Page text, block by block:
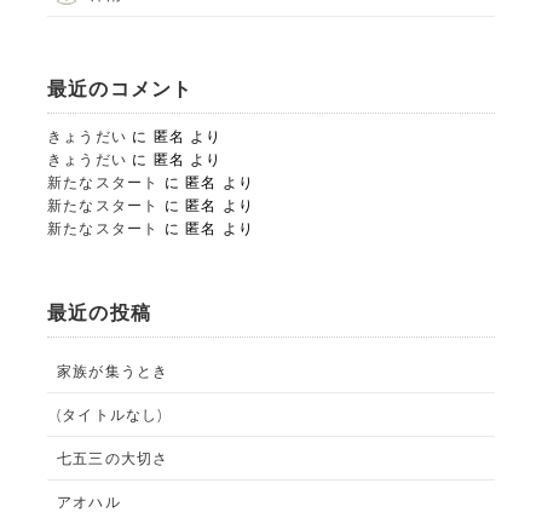
tel.
最近のコメント
きょうだい に 匿名 より
きょうだい に 匿名 より
新たなスタート
に 匿名
より
新たなスタート
に 匿名
より
新たなスタート
に 匿名 より
最近の投稿
家族が集うとき
(タイトルなし)
七五三の大切さ
アオハル